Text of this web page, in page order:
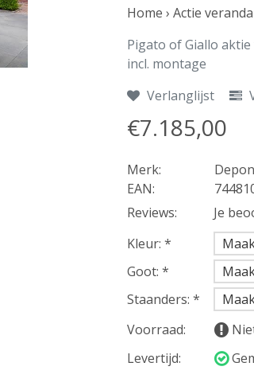
Home › Actie
Pigato of Giallo
incl. montage
Verlanglijst
€7.185,00
Merk:
EAN:
Reviews:
Je
Kleur: *
Goot: *
Staanders: *
Voorraad:
Levertijd: